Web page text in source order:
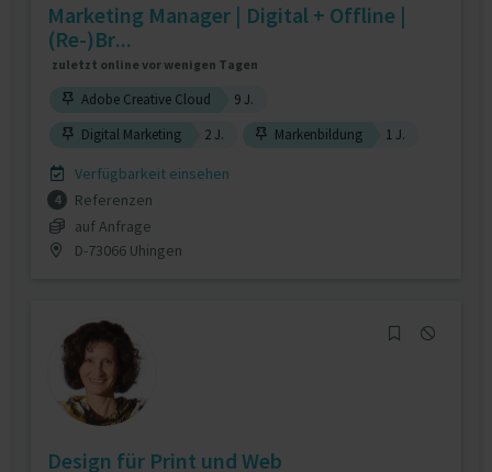
Marketing Manager | Digital + Offline |
(Re-)Br...
zuletzt online vor wenigen Tagen
Adobe Creative Cloud
9 J.
Digital Marketing
2 J. Markenbildung 1 J.
Verfügbarkeit einsehen
4
Referenzen
auf Anfrage
D-73066 Uhingen
Design für Print und Web